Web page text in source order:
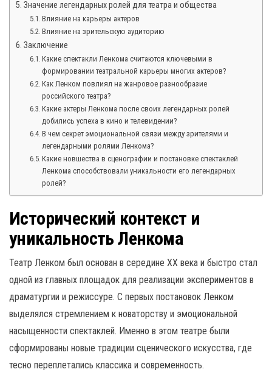
Значение легендарных ролей для театра и общества
Влияние на карьеры актеров
Влияние на зрительскую аудиторию
Заключение
Какие спектакли Ленкома считаются ключевыми в
формировании театральной карьеры многих актеров?
Как Ленком повлиял на жанровое разнообразие
российского театра?
Какие актеры Ленкома после своих легендарных ролей
добились успеха в кино и телевидении?
В чем секрет эмоциональной связи между зрителями и
легендарными ролями Ленкома?
Какие новшества в сценографии и постановке спектаклей
Ленкома способствовали уникальности его легендарных
ролей?
Исторический контекст и
уникальность Ленкома
Театр Ленком был основан в середине XX века и быстро стал
одной из главных площадок для реализации экспериментов в
драматургии и режиссуре. С первых постановок Ленком
выделялся стремлением к новаторству и эмоциональной
насыщенности спектаклей. Именно в этом театре были
сформированы новые традиции сценического искусства, где
тесно переплетались классика и современность.